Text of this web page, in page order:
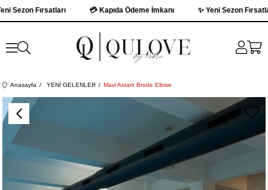
Fırsatları 💳 Kapıda Ödeme İmkanı ✨ Yeni Sezon Fırsatları
Anasayfa YENİ GELENLER Mavi Astarlı Brode Elbise